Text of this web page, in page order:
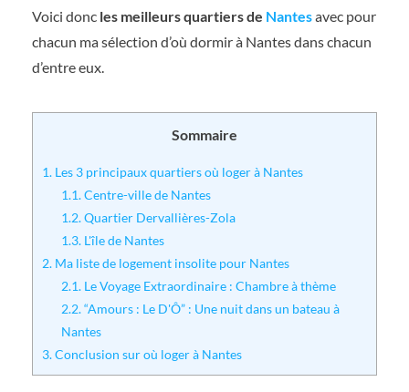
Voici donc les meilleurs quartiers de Nantesavec pour
chacun ma sélection d’où dormir à Nantes dans chacun
d’entre eux.
Sommaire
1. Les 3 principaux quartiers où loger à Nantes
1.1.Centre-ville de Nantes
1.2.Quartier Dervallières-Zola
1.3. L'île de Nantes
2. Ma liste de logement insolite pour Nantes
2.1. Le Voyage Extraordinaire : Chambre à thème
2.2.“Amours : Le D'Ô” : Une nuit dans un bateau à
Nantes
3.Conclusion sur où loger à Nantes